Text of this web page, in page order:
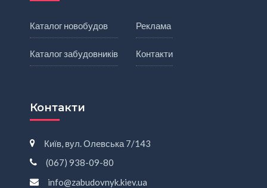
Каталог новобудов
Каталог забудовників
Реклама
Контакти
Контакти
Київ, вул. Олевська 7/143
(067) 938-09-80
info@zabudovnyk.kiev.ua